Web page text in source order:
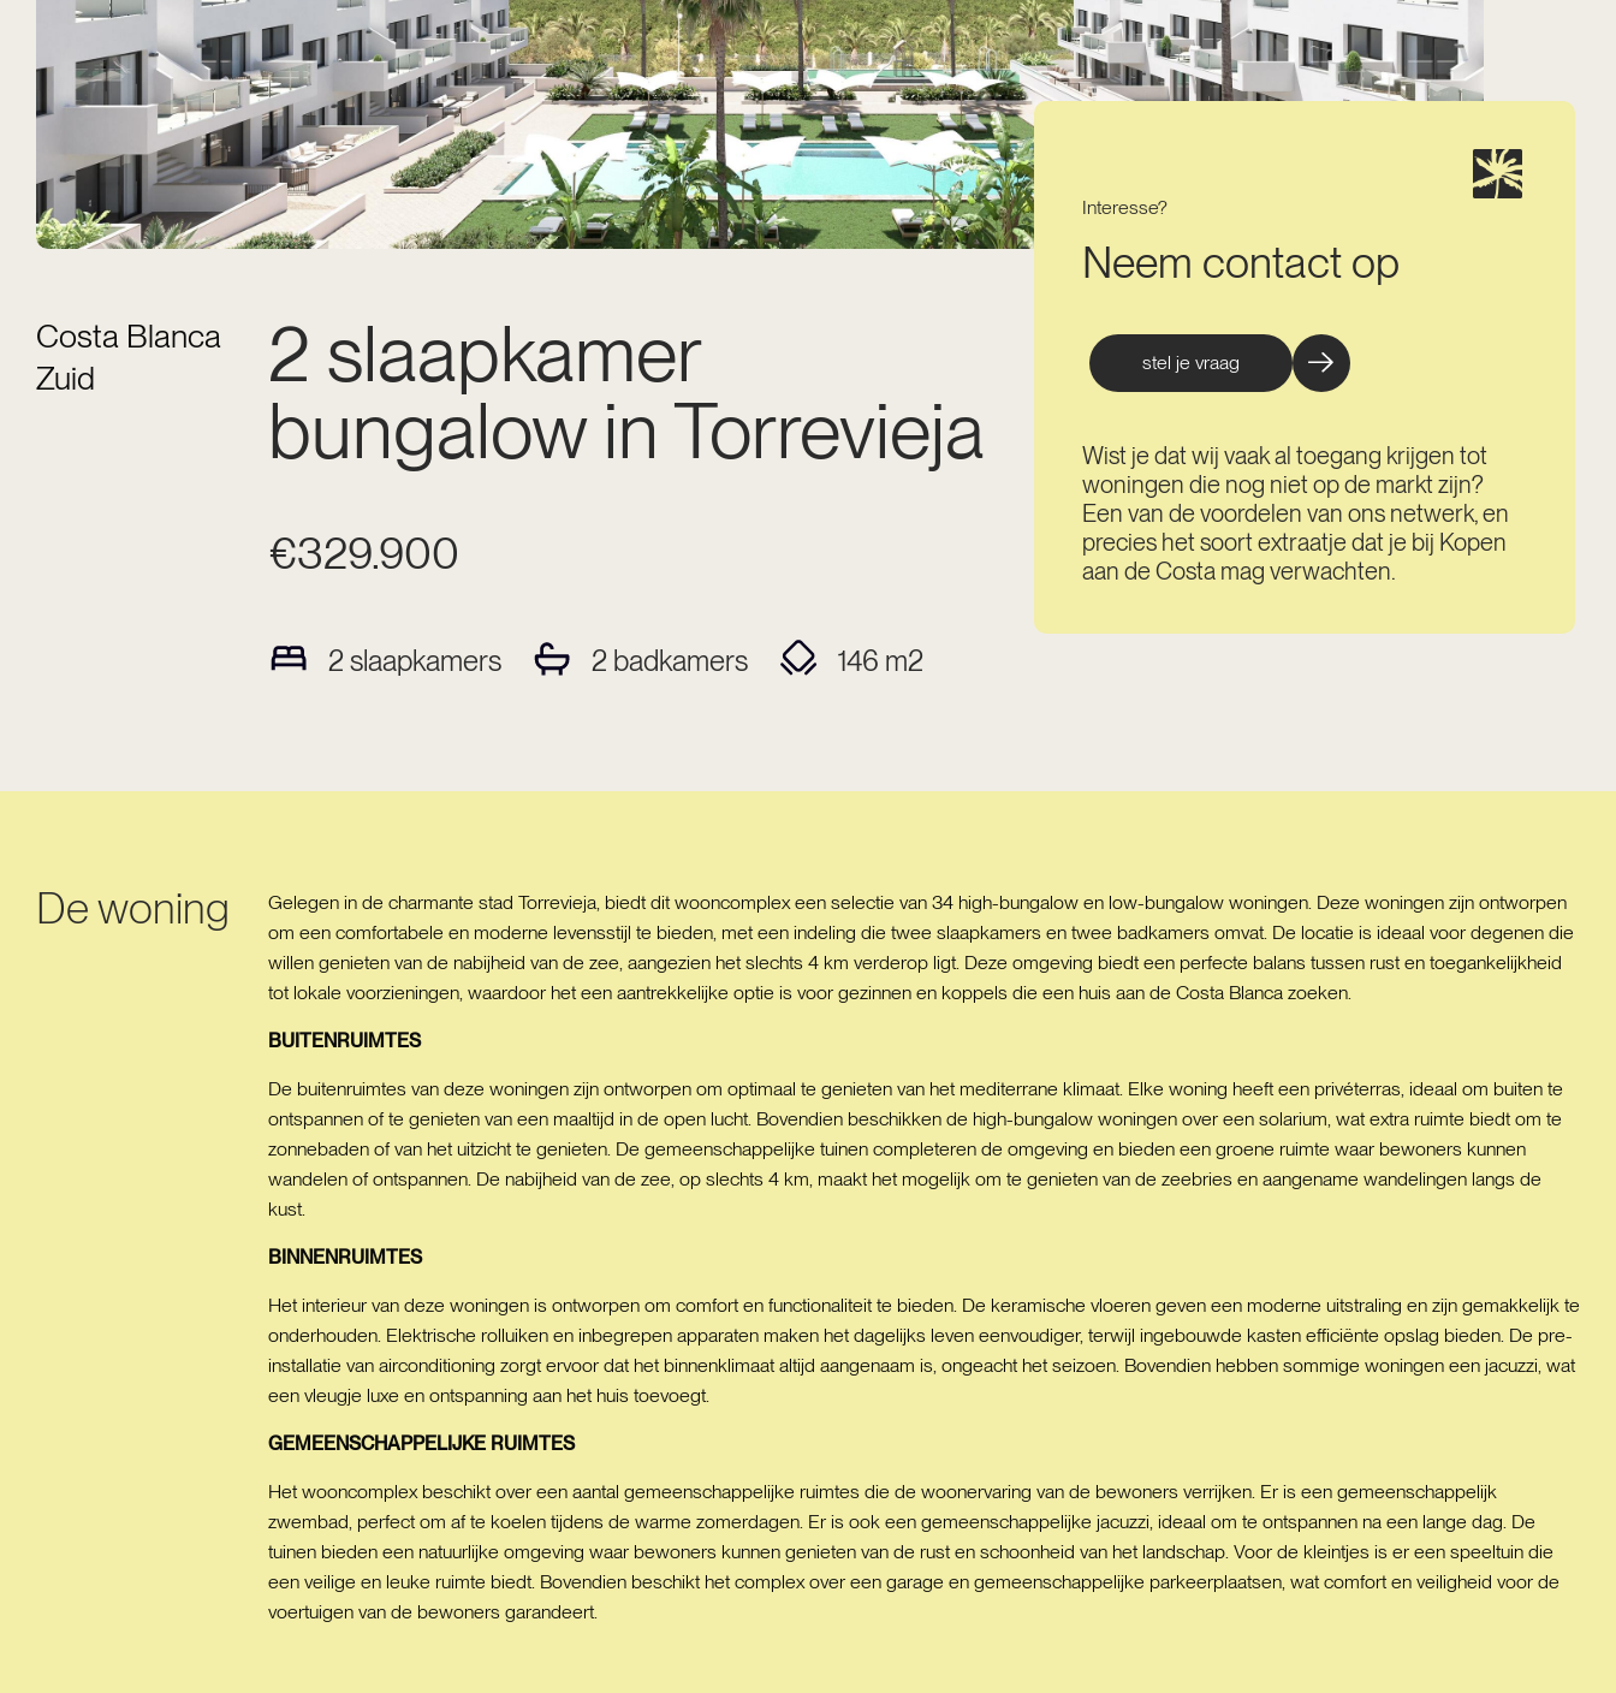
Costa Blanca
Zuid
2 slaapkamer
bungalow in Torrevieja
€329.900
2 slaapkamers 2 badkamers 146 m2
Interesse?
Neem contact op
stel je vraag
Wist je dat wij vaak al toegang krijgen tot
woningen die nog niet op de markt zijn?
Een van de voordelen van ons netwerk, en
precies het soort extraatje dat je bij Kopen
aan de Costa mag verwachten.
De woning
Gelegen in de charmante stad Torrevieja, biedt dit wooncomplex een selectie van 34 high-bungalow en low-bungalow woningen. Deze woningen zijn ontworpen
om een comfortabele en moderne levensstijl te bieden, met een indeling die twee slaapkamers en twee badkamers omvat. De locatie is ideaal voor degenen die
willen genieten van de nabijheid van de zee, aangezien het slechts 4 km verderop ligt. Deze omgeving biedt een perfecte balans tussen rust en toegankelijkheid
tot lokale voorzieningen, waardoor het een aantrekkelijke optie is voor gezinnen en koppels die een huis aan de Costa Blanca zoeken.
BUITENRUIMTES
De buitenruimtes van deze woningen zijn ontworpen om optimaal te genieten van het mediterrane klimaat. Elke woning heeft een privéterras, ideaal om buiten te
ontspannen of te genieten van een maaltijd in de open lucht. Bovendien beschikken de high-bungalow woningen over een solarium, wat extra ruimte biedt om te
zonnebaden of van het uitzicht te genieten. De gemeenschappelijke tuinen completeren de omgeving en bieden een groene ruimte waar bewoners kunnen
wandelen of ontspannen. De nabijheid van de zee, op slechts 4 km, maakt het mogelijk om te genieten van de zeebries en aangename wandelingen langs de
kust.
BINNENRUIMTES
Het interieur van deze woningen is ontworpen om comfort en functionaliteit te bieden. De keramische vloeren geven een moderne uitstraling en zijn gemakkelijk te
onderhouden. Elektrische rolluiken en inbegrepen apparaten maken het dagelijks leven eenvoudiger, terwijl ingebouwde kasten efficiënte opslag bieden. De pre-
installatie van airconditioning zorgt ervoor dat het binnenklimaat altijd aangenaam is, ongeacht het seizoen. Bovendien hebben sommige woningen een jacuzzi, wat
een vleugje luxe en ontspanning aan het huis toevoegt.
GEMEENSCHAPPELIJKE RUIMTES
Het wooncomplex beschikt over een aantal gemeenschappelijke ruimtes die de woonervaring van de bewoners verrijken. Er is een gemeenschappelijk
zwembad, perfect om af te koelen tijdens de warme zomerdagen. Er is ook een gemeenschappelijke jacuzzi, ideaal om te ontspannen na een lange dag. De
tuinen bieden een natuurlijke omgeving waar bewoners kunnen genieten van de rust en schoonheid van het landschap. Voor de kleintjes is er een speeltuin die
een veilige en leuke ruimte biedt. Bovendien beschikt het complex over een garage en gemeenschappelijke parkeerplaatsen, wat comfort en veiligheid voor de
voertuigen van de bewoners garandeert.